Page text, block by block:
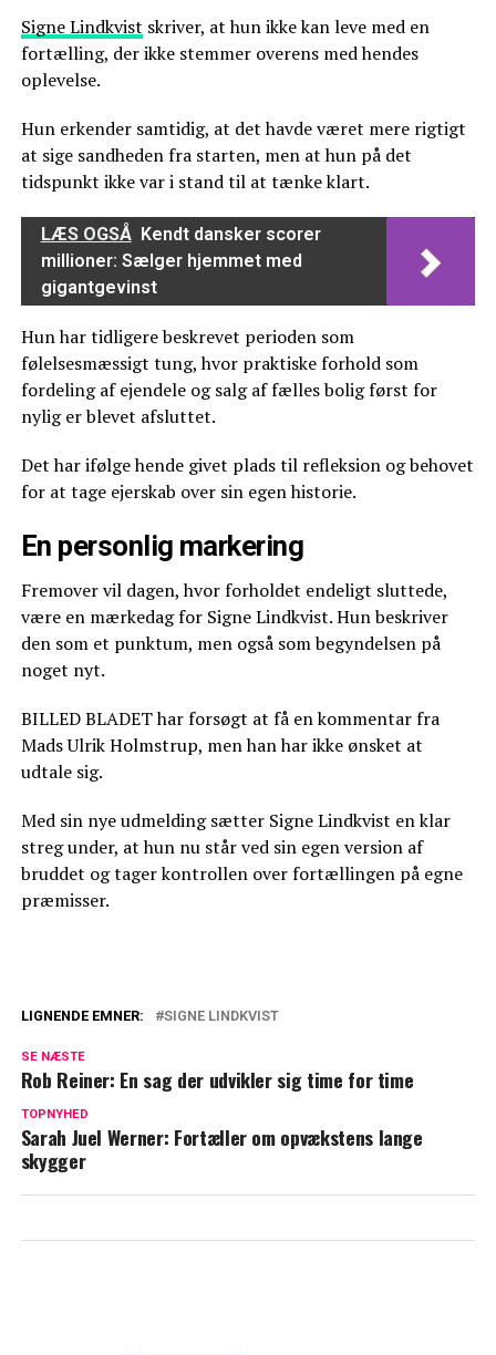
Signe Lindkvist skriver, at hun ikke kan leve med en
fortælling, der ikke stemmer overens med hendes
oplevelse.
Hun erkender samtidig, at det havde været mere rigtigt
at sige sandheden fra starten, men at hun på det
tidspunkt ikke var i stand til at tænke klart.
LÆS OGSÅ Kendt dansker scorer
millioner: Sælger hjemmet med
gigantgevinst
Hun har tidligere beskrevet perioden som
følelsesmæssigt tung, hvor praktiske forhold som
fordeling af ejendele og salg af fælles bolig først for
nylig er blevet afsluttet.
Det har ifølge hende givet plads til refleksion og behovet
for at tage ejerskab over sin egen historie.
En personlig markering
Fremover vil dagen, hvor forholdet endeligt sluttede,
være en mærkedag for Signe Lindkvist. Hun beskriver
den som et punktum, men også som begyndelsen på
noget nyt.
BILLED BLADET har forsøgt at få en kommentar fra
Mads Ulrik Holmstrup, men han har ikke ønsket at
udtale sig.
Med sin nye udmelding sætter Signe Lindkvist en klar
streg under, at hun nu står ved sin egen version af
bruddet og tager kontrollen over fortællingen på egne
præmisser.
"Jeg er klar på, at det kan ske"
forholdet til eksmanden i dag
LIGNENDE EMNER: SIGNE LINDKVIST
SE NÆSTE
Rob Reiner: En sag der udvikler sig time for time
TOPNYHED
Sarah Juel Werner: Fortæller om opvækstens lange
skygger